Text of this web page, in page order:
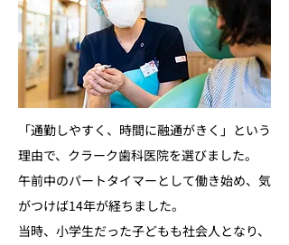
「通勤しやすく、時間に融通がきく」という
理由で、クラーク歯科医院を選びました。
午前中のパートタイマーとして働き始め、気
がつけば14年が経ちました。
当時、小学生だった子どもも社会人となり、